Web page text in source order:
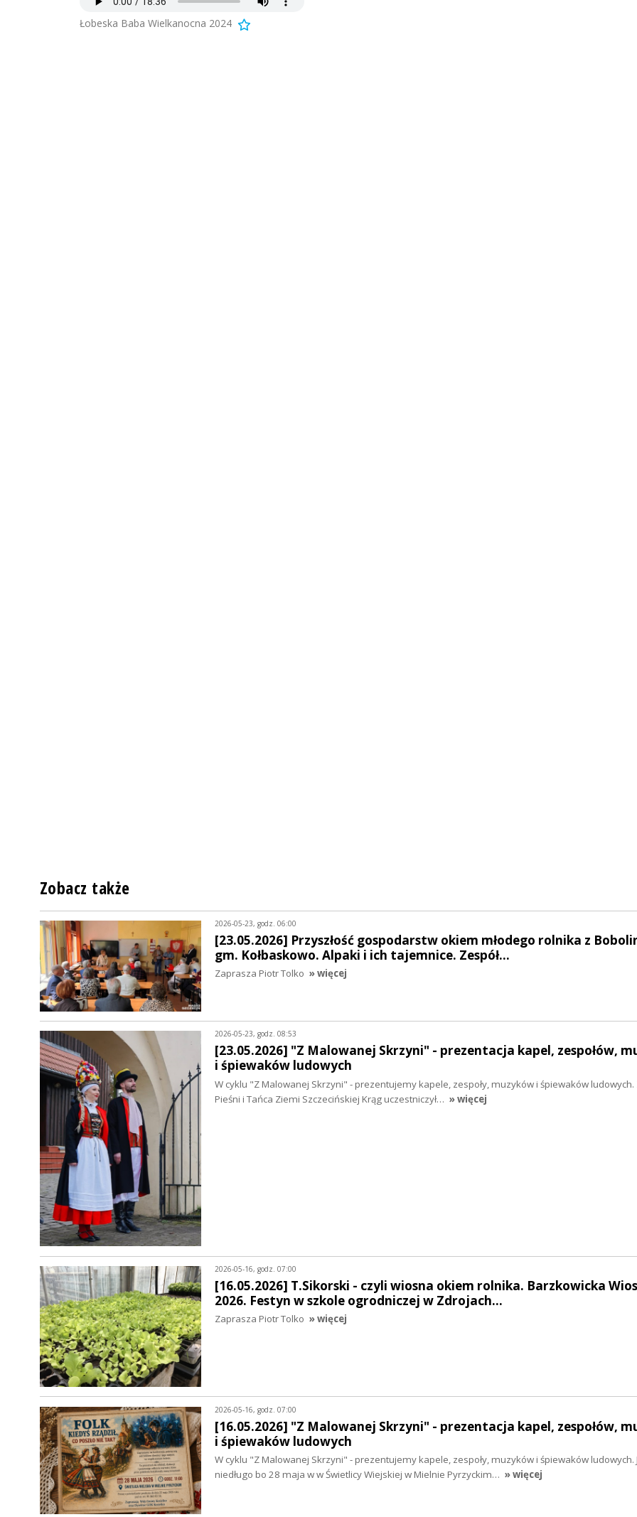
Łobeska Baba Wielkanocna 2024
Zobacz także
2026-05-23, godz. 06:00
[23.05.2026] Przyszłość gospodarstw okiem młodego rolnika z
gm. Kołbaskowo. Alpaki i ich tajemnice. Zespół…
Zaprasza Piotr Tolko » więcej
2026-05-23, godz. 08:53
[23.05.2026] "Z Malowanej Skrzyni" - prezentacja kapel, zespołów,
i śpiewaków ludowych
W cyklu "Z Malowanej Skrzyni" - prezentujemy kapele, zespoły, muzyków i śpiewaków ludowych.
Pieśni i Tańca Ziemi Szczecińskiej Krąg uczestniczył… » więcej
2026-05-16, godz. 07:00
[16.05.2026] T.Sikorski - czyli wiosna okiem rolnika. Barzkowicka
2026. Festyn w szkole ogrodniczej w Zdrojach…
Zaprasza Piotr Tolko » więcej
2026-05-16, godz. 07:00
[16.05.2026] "Z Malowanej Skrzyni" - prezentacja kapel, zespołów,
i śpiewaków ludowych
W cyklu "Z Malowanej Skrzyni" - prezentujemy kapele, zespoły, muzyków i śpiewaków ludowych.
niedługo bo 28 maja w w Świetlicy Wiejskiej w Mielnie Pyrzyckim… » więcej